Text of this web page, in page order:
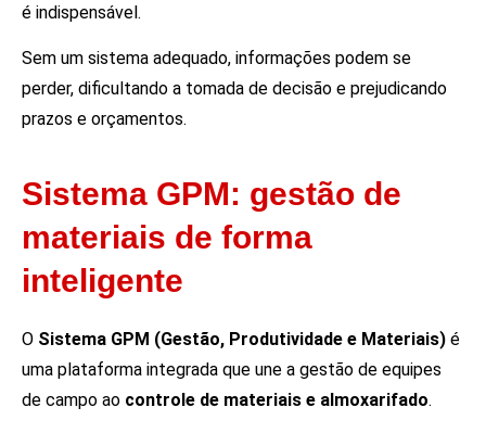
é indispensável.
Sem um sistema adequado, informações podem se
perder, dificultando a tomada de decisão e prejudicando
prazos e orçamentos.
Sistema GPM: gestão de
materiais de forma
inteligente
O Sistema GPM (Gestão, Produtividade e Materiais) é
uma plataforma integrada que une a gestão de equipes
de campo ao controle de materiais e almoxarifado.